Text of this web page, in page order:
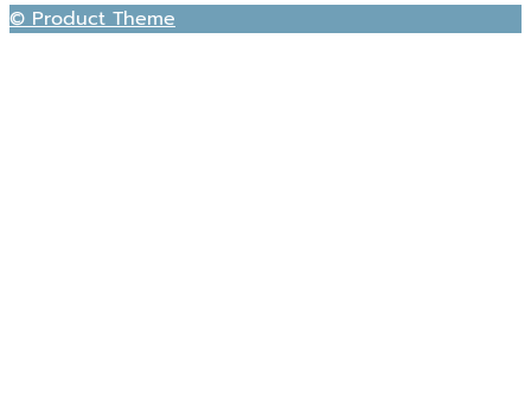
© Product Theme